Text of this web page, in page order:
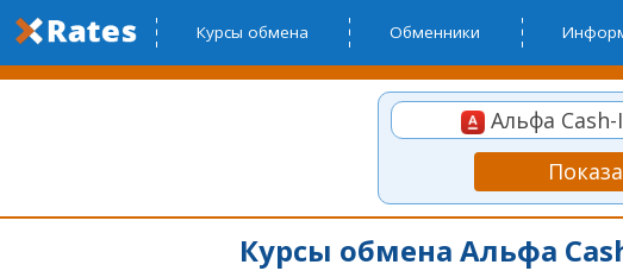
Курсы обмена Обменники
Альфа Cash-
Курсы обмена Альфа